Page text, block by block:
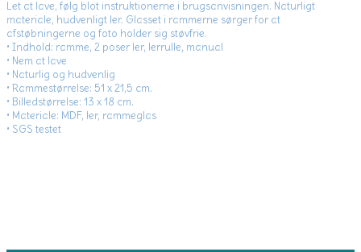
Let at lave, følg blot instruktionerne i brugsanvisningen. Naturligt
materiale, hudvenligt ler. Glasset i rammerne sørger for at
afstøbningerne og foto holder sig støvfrie.
• Indhold: ramme, 2 poser ler, lerrulle, manual
• Nem at lave
• Naturlig og hudvenlig
• Rammestørrelse: 51 x 21,5 cm.
• Billedstørrelse: 13 x 18 cm.
• Materiale: MDF, ler, rammeglas
• SGS testet